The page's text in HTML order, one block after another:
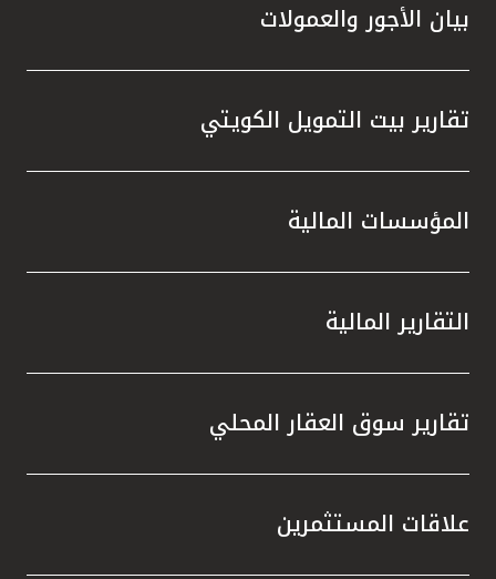
بيان الأجور والعمولات
تقارير بيت التمويل الكويتي
المؤسسات المالية
التقارير المالية
تقارير سوق العقار المحلي
علاقات المستثمرين